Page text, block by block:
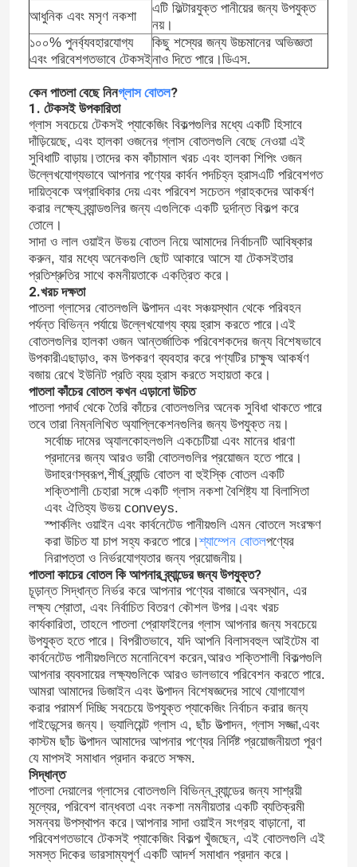
বাড়ি
পণ্য
আমাদের সম্পর্কে
কারখানা ভ্রমণ
মান নিয়ন্ত্রণ
আধুনিক এবং মসৃণ নকশা
এটি ফিল্টারযুক্ত পানীয়ের জন্য উপযুক্ত
নয়।
১০০% পুনর্ব্যবহারযোগ্য
এবং পরিবেশগতভাবে টেকসই
কিছু শস্যের জন্য উচ্চমানের অভিজ্ঞতা
নাও দিতে পারে।ডিএস.
কেন পাতলা বেছে নিনগ্লাস বোতল?
1. টেকসই উপকারিতা
গ্লাস সবচেয়ে টেকসই প্যাকেজিং বিকল্পগুলির মধ্যে একটি হিসাবে
দাঁড়িয়েছে, এবং হালকা ওজনের গ্লাস বোতলগুলি বেছে নেওয়া এই
সুবিধাটি বাড়ায়।তাদের কম কাঁচামাল খরচ এবং হালকা শিপিং ওজন
উল্লেখযোগ্যভাবে আপনার পণ্যের কার্বন পদচিহ্ন হ্রাসএটি পরিবেশগত
দায়িত্বকে অগ্রাধিকার দেয় এবং পরিবেশ সচেতন গ্রাহকদের আকর্ষণ
করার লক্ষ্যে ব্র্যান্ডগুলির জন্য এগুলিকে একটি দুর্দান্ত বিকল্প করে
তোলে।
সাদা ও লাল ওয়াইন উভয় বোতল নিয়ে আমাদের নির্বাচনটি আবিষ্কার
করুন, যার মধ্যে অনেকগুলি ছোট আকারে আসে যা টেকসইতার
প্রতিশ্রুতির সাথে কমনীয়তাকে একত্রিত করে।
2.খরচ দক্ষতা
পাতলা গ্লাসের বোতলগুলি উত্পাদন এবং সঞ্চয়স্থান থেকে পরিবহন
পর্যন্ত বিভিন্ন পর্যায়ে উল্লেখযোগ্য ব্যয় হ্রাস করতে পারে।এই
বোতলগুলির হালকা ওজন আন্তর্জাতিক পরিবেশকদের জন্য বিশেষভাবে
উপকারীএছাড়াও, কম উপকরণ ব্যবহার করে পণ্যটির চাক্ষুষ আকর্ষণ
বজায় রেখে ইউনিট প্রতি ব্যয় হ্রাস করতে সহায়তা করে।
পাতলা কাঁচের বোতল কখন এড়ানো উচিত
পাতলা পদার্থ থেকে তৈরি কাঁচের বোতলগুলির অনেক সুবিধা থাকতে পারে
তবে তারা নিম্নলিখিত অ্যাপ্লিকেশনগুলির জন্য উপযুক্ত নয়।
সর্বোচ্চ দামের অ্যালকোহলগুলি একচেটিয়া এবং মানের ধারণা
প্রদানের জন্য আরও ভারী বোতলগুলির প্রয়োজন হতে পারে।
উদাহরণস্বরূপ,শীর্ষ ব্র্যান্ডি বোতল বা হুইস্কি বোতল একটি
শক্তিশালী চেহারা সঙ্গে একটি গ্লাস নকশা বৈশিষ্ট্য যা বিলাসিতা
এবং ঐতিহ্য উভয় conveys.
স্পার্কলিং ওয়াইন এবং কার্বনেটেড পানীয়গুলি এমন বোতলে সংরক্ষণ
করা উচিত যা চাপ সহ্য করতে পারে।শ্যাম্পেন বোতলপণ্যের
নিরাপত্তা ও নির্ভরযোগ্যতার জন্য প্রয়োজনীয়।
পাতলা কাচের বোতল কি আপনার ব্র্যান্ডের জন্য উপযুক্ত?
চূড়ান্ত সিদ্ধান্ত নির্ভর করে আপনার পণ্যের বাজারে অবস্থান, এর
লক্ষ্য শ্রোতা, এবং নির্বাচিত বিতরণ কৌশল উপর।এবং খরচ
কার্যকারিতা, তাহলে পাতলা প্রোফাইলের গ্লাস আপনার জন্য সবচেয়ে
উপযুক্ত হতে পারে। বিপরীতভাবে, যদি আপনি বিলাসবহুল আইটেম বা
কার্বনেটেড পানীয়গুলিতে মনোনিবেশ করেন,আরও শক্তিশালী বিকল্পগুলি
আপনার ব্যবসায়ের লক্ষ্যগুলিকে আরও ভালভাবে পরিবেশন করতে পারে.
আমরা আমাদের ডিজাইন এবং উত্পাদন বিশেষজ্ঞদের সাথে যোগাযোগ
করার পরামর্শ দিচ্ছি সবচেয়ে উপযুক্ত প্যাকেজিং নির্বাচন করার জন্য
গাইডেন্সের জন্য। ভ্যালিয়েন্ট গ্লাস এ, ছাঁচ উত্পাদন, গ্লাস সজ্জা,এবং
কাস্টম ছাঁচ উত্পাদন আমাদের আপনার পণ্যের নির্দিষ্ট প্রয়োজনীয়তা পূরণ
যে মাপসই সমাধান প্রদান করতে সক্ষম.
সিদ্ধান্ত
পাতলা দেয়ালের গ্লাসের বোতলগুলি বিভিন্ন ব্র্যান্ডের জন্য সাশ্রয়ী
মূল্যের, পরিবেশ বান্ধবতা এবং নকশা নমনীয়তার একটি ব্যতিক্রমী
সমন্বয় উপস্থাপন করে।আপনার সাদা ওয়াইন সংগ্রহ বাড়ানো, বা
পরিবেশগতভাবে টেকসই প্যাকেজিং বিকল্প খুঁজছেন, এই বোতলগুলি এই
সমস্ত দিকের ভারসাম্যপূর্ণ একটি আদর্শ সমাধান প্রদান করে।